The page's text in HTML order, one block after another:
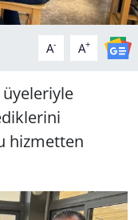
A- A+
hizmetten